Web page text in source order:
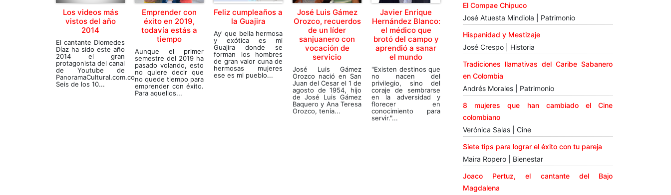
Los videos más
vistos del año
2014
El cantante Diomedes
Díaz ha sido este año
2014 el gran
protagonista del canal
de Youtube de
PanoramaCultural.com.co.
Seis de los 10...
Emprender con
éxito en 2019,
todavía estás a
tiempo
Aunque el primer
semestre del 2019 ha
pasado volando, esto
no quiere decir que
no quede tiempo para
emprender con éxito.
Para aquellos...
Feliz cumpleaños a
la Guajira
Ay' que bella hermosa
y exótica es mi
Guajira donde se
forman los hombres
de gran valor cuna de
hermosas mujeres
ese es mi pueblo...
José Luis Gámez
Orozco, recuerdos
de un líder
sanjuanero con
vocación de
servicio
José Luis Gámez
Orozco nació en San
Juan del Cesar el 1 de
agosto de 1954, hijo
de José Luis Gámez
Baquero y Ana Teresa
Orozco, tenía...
Javier Enrique
Hernández Blanco:
el médico que
brotó del campo y
aprendió a sanar
el mundo
"Existen destinos que
no nacen del
privilegio, sino del
coraje de sembrarse
en la adversidad y
florecer en
conocimiento para
servir."...
El Compae Chipuco
José Atuesta Mindiola | Patrimonio
Hispanidad y Mestizaje
José Crespo | Historia
Tradiciones llamativas del Caribe Sabanero
en Colombia
Andrés Morales | Patrimonio
8 mujeres que han cambiado el Cine
colombiano
Verónica Salas | Cine
Siete tips para lograr el éxito con tu pareja
Maira Ropero | Bienestar
Joaco Pertuz, el cantante del Bajo
Magdalena